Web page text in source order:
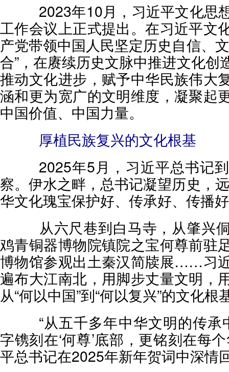
2023年10月，习近平文化思
工作会议上正式提出。在习近平文
产党带领中国人民坚定历史自信、
合”，在赓续历史文脉中推进文化创
推动文化进步，赋予中华民族伟大
涵和更为宽广的文明维度，凝聚起
中国价值、中国力量。
厚植民族复兴的文化根基
2025年5月，习近平总书记到
察。伊水之畔，总书记凝望历史，
华文化瑰宝保护好、传承好、传播
从六尺巷到白马寺，从肇兴
鸡青铜器博物院镇院之宝何尊前驻
博物馆参观出土秦汉简牍展……习
遍布大江南北，用脚步丈量文明，
从“何以中国”到“何以复兴”的文化根
“从五千多年中华文明的传承
字镌刻在‘何尊’底部，更铭刻在每
平总书记在2025年新年贺词中深情